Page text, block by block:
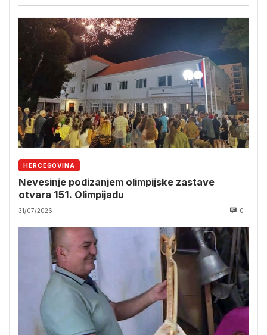
HERCEGOVINA
Nevesinje podizanjem olimpijske zastave
otvara 151. Olimpijadu
31/07/2026 0